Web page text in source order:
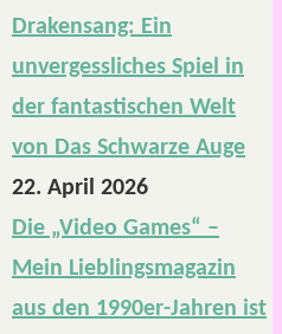
Drakensang: Ein
unvergessliches Spiel in
der fantastischen Welt
von Das Schwarze Auge
22. April 2026
Die „Video Games“ –
Mein Lieblingsmagazin
aus den 1990er-Jahren ist